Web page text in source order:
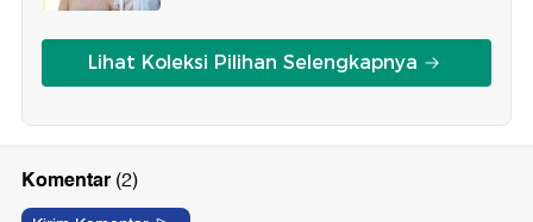
Lihat Koleksi Pilihan Selengkapnya